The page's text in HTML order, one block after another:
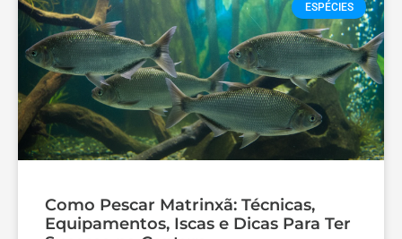
ESPÉCIES
Como Pescar Matrinxã: Técnicas,
Equipamentos, Iscas e Dicas Para Ter